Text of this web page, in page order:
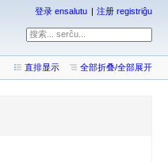
登录 ensalutu 注册 registriĝu
直排显示 全部折叠/全部展开